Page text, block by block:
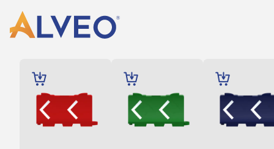
AÑADIR
AL
CARRITO
AÑADIR
AL
CARRITO
AÑADIR
AL
CARRITO